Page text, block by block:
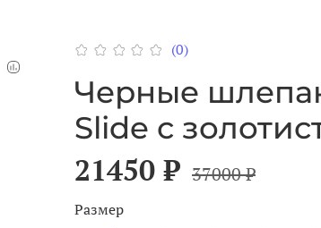
(0)
Черные
Slide с
21450 ₽ 37000 ₽
Размер